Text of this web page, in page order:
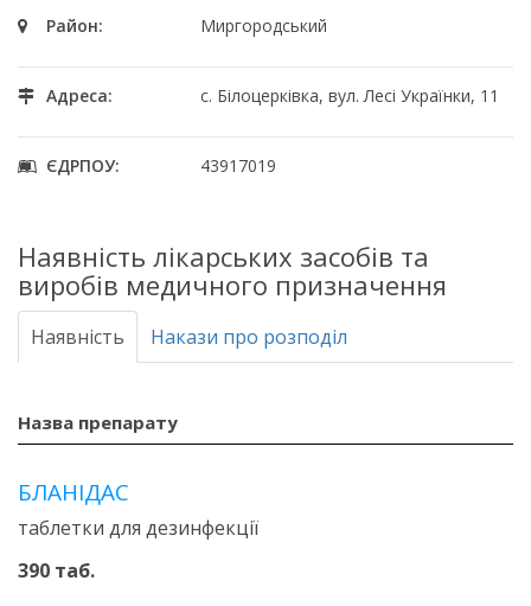
Район: Миргородський
Адреса: с. Білоцерківка, вул. Лесі Українки, 11
ЄДРПОУ: 43917019
Наявність лікарських засобів та
виробів медичного призначення
Наявність Накази про розподіл
Назва препарату
БЛАНІДАС
таблетки для дезинфекції
390 таб.